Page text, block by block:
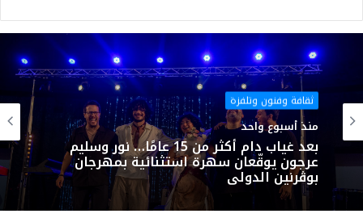
الويب
ثقافة وفنون وتلفزة
منذ أسبوع واحد
بعد غياب دام أكثر من 15 عامًا… نور وسليم
عرجون يوقّعان سهرة استثنائية بمهرجان
بوڨرنين الدولي